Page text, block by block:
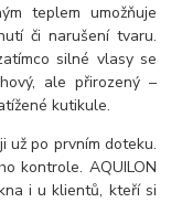
teplem umožňuje
či narušení tvaru.
silné vlasy se
ale přirozený –
kutikule.
už po prvním doteku.
kontrole. AQUILON
i u klientů, kteří si